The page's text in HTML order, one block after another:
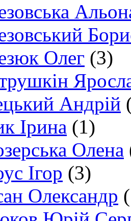
Олег (3)
Андрій
Ірина (1)
Олена
Ігор (3)
Олександр